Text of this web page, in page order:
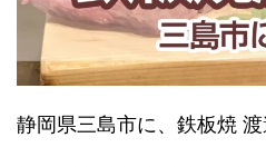
静岡県三島市に、鉄板焼 渡